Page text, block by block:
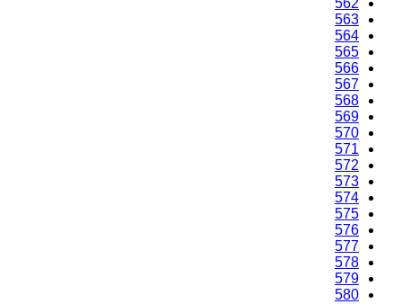
562
563
564
565
566
567
568
569
570
571
572
573
574
575
576
577
578
579
580